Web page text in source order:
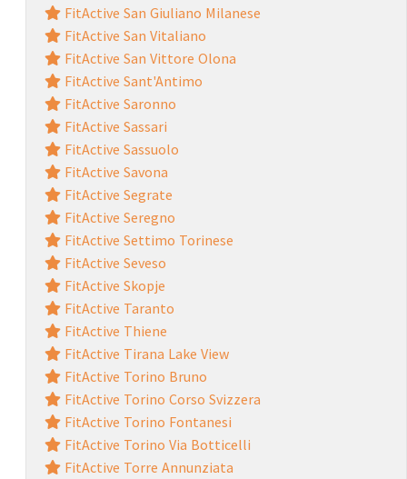
FitActive San Giuliano Milanese
FitActive San Vitaliano
FitActive San Vittore Olona
FitActive Sant'Antimo
FitActive Saronno
FitActive Sassari
FitActive Sassuolo
FitActive Savona
FitActive Segrate
FitActive Seregno
FitActive Settimo Torinese
FitActive Seveso
FitActive Skopje
FitActive Taranto
FitActive Thiene
FitActive Tirana Lake View
FitActive Torino Bruno
FitActive Torino Corso Svizzera
FitActive Torino Fontanesi
FitActive Torino Via Botticelli
FitActive Torre Annunziata